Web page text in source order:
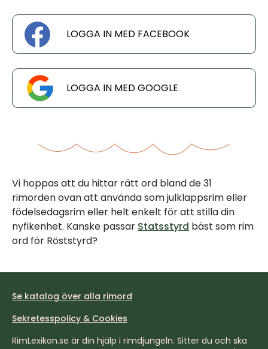
LOGGA IN MED FACEBOOK
LOGGA IN MED GOOGLE
Vi hoppas att du hittar rätt ord bland de 31
rimorden ovan att använda som julklappsrim eller
födelsedagsrim eller helt enkelt för att stilla din
nyfikenhet. Kanske passar Statsstyrd bäst som rim
ord för Röststyrd?
Se katalog över alla rimord
Sekretesspolicy & Cookies
RimLexikon.se är din hjälp i rimdjungeln. Sitter du och ska